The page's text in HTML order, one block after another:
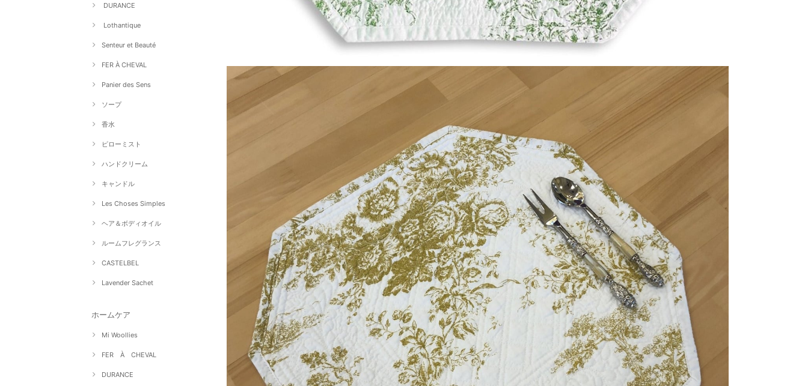
DURANCE
Lothantique
Senteur et Beauté
FER À CHEVAL
Panier des Sens
ソープ
香水
ピローミスト
ハンドクリーム
キャンドル
Les Choses Simples
ヘア＆ボディオイル
ルームフレグランス
CASTELBEL
Lavender Sachet
ホームケア
Mi Woollies
FER À CHEVAL
DURANCE